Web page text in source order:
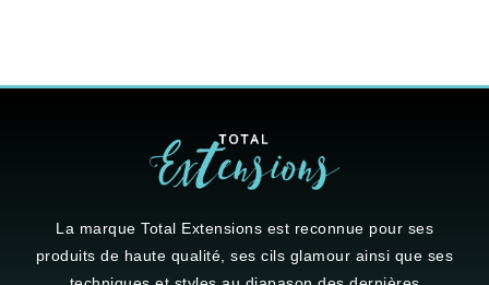
La marqueTotal Extensionsest reconnue pour ses